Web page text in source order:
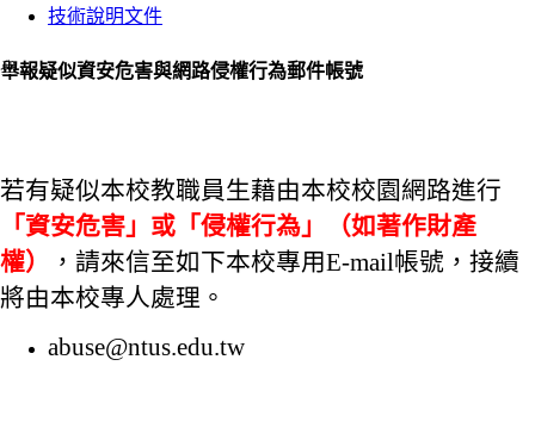
技術說明文件
:::
舉報疑似資安危害與網路侵權行為郵件帳號
若有疑似本校教職員生藉由本校校園網路進行
「資安危害」或「侵權行為」（如著作財產
權）
，請來信至如下本校專用E-mail帳號，接續
將由本校專人處理。
abuse@ntus.edu.tw